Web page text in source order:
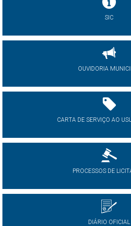
SIC
OUVIDORIA
CARTA DE SERVIÇO AO
PROCESSOS DE
DIÁRIO OFICIAL